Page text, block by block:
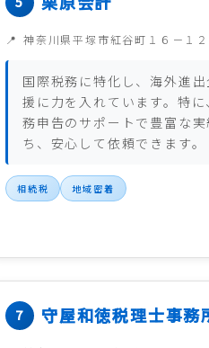
神奈川県平塚市紅谷町１６－１２
国際税務に特化し、海外進
援に力を入れています。特に
務申告のサポートで豊富な実
ち、安心して依頼できます。
相続税 地域密着
守屋和徳税理士事務